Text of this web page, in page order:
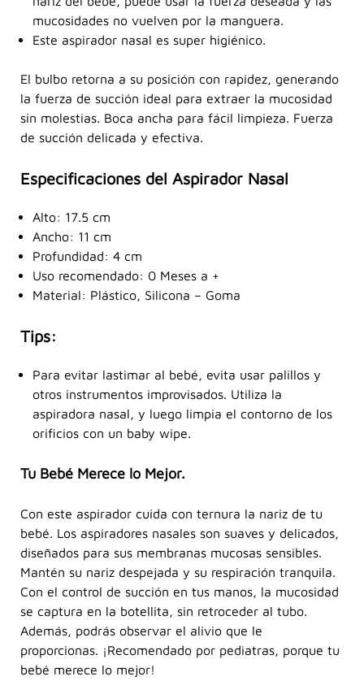
mucosidades no vuelven por la manguera.
Este aspirador nasal es super higiénico.
El bulbo retorna a su posición con rapidez, generando
la fuerza de succión ideal para extraer la mucosidad
sin molestias. Boca ancha para fácil limpieza. Fuerza
de succión delicada y efectiva.
Especificaciones del Aspirador Nasal
Alto: 17.5 cm
Ancho: 11 cm
Profundidad: 4 cm
Uso recomendado: 0 Meses a +
Material: Plástico, Silicona – Goma
Tips:
Para evitar lastimar al bebé, evita usar palillos y
otros instrumentos improvisados. Utiliza la
aspiradora nasal, y luego limpia el contorno de los
orificios con un baby wipe.
Tu Bebé Merece lo Mejor.
Con este aspirador cuida con ternura la nariz de tu
bebé. Los aspiradores nasales son suaves y delicados,
diseñados para sus membranas mucosas sensibles.
Mantén su nariz despejada y su respiración tranquila.
Con el control de succión en tus manos, la mucosidad
se captura en la botellita, sin retroceder al tubo.
Además, podrás observar el alivio que le
proporcionas. ¡Recomendado por pediatras, porque tu
bebé merece lo mejor!